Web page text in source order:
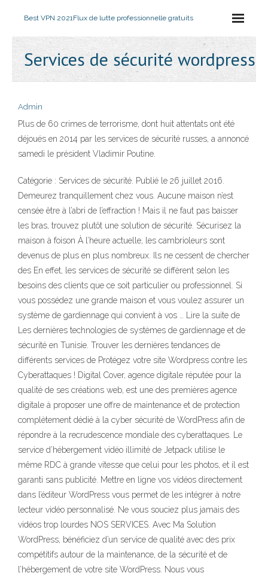
Best VPN 2021Flux de lutte professionnelle gratuits
Services de sécurité wordpress
Admin
Plus de 60 crimes de terrorisme, dont huit attentats ont été
déjoués en 2014 par les services de sécurité russes, a annoncé
samedi le président Vladimir Poutine.
Catégorie : Services de sécurité. Publié le 26 juillet 2016.
Demeurez tranquillement chez vous. Aucune maison n’est
censée être à l’abri de l’effraction ! Mais il ne faut pas baisser
les bras, trouvez plutôt une solution de sécurité. Sécurisez la
maison à foison À l’heure actuelle, les cambrioleurs sont
devenus de plus en plus nombreux. Ils ne cessent de chercher
des En effet, les services de sécurité se diffèrent selon les
besoins des clients que ce soit particulier ou professionnel. Si
vous possédez une grande maison et vous voulez assurer un
système de gardiennage qui convient à vos … Lire la suite de
Les dernières technologies de systèmes de gardiennage et de
sécurité en Tunisie. Trouver les dernières tendances de
différents services de Protégez votre site Wordpress contre les
Cyberattaques ! Digital Cover, agence digitale réputée pour la
qualité de ses créations web, est une des premières agence
digitale à proposer une offre de maintenance et de protection
complètement dédié à la cyber sécurité de WordPress afin de
répondre à la recrudescence mondiale des cyberattaques. Le
service d’hébergement vidéo illimité de Jetpack utilise le
même RDC à grande vitesse que celui pour les photos, et il est
garanti sans publicité. Mettre en ligne vos vidéos directement
dans l’éditeur WordPress vous permet de les intégrer à notre
lecteur vidéo personnalisé. Ne vous souciez plus jamais des
vidéos trop lourdes NOS SERVICES. Avec Ma Solution
WordPress, bénéficiez d’un service de qualité avec des prix
compétitifs autour de la maintenance, de la sécurité et de
l’hébergement de votre site WordPress. Nous vous